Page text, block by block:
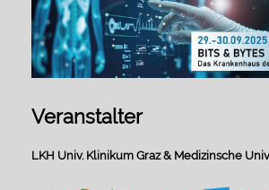
Veranstalter
LKH Univ. Klinikum Graz & Medizinsche